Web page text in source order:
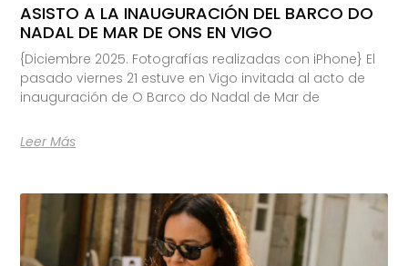
ASISTO A LA INAUGURACIÓN DEL BARCO DO
NADAL DE MAR DE ONS EN VIGO
{Diciembre 2025. Fotografías realizadas con iPhone} El
pasado viernes 21 estuve en Vigo invitada al acto de
inauguración de O Barco do Nadal de Mar de
Leer Más